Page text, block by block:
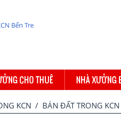
CHO THUÊ NHÀ XƯỞNG
KCN / BÁN ĐẤT TRONG KCN